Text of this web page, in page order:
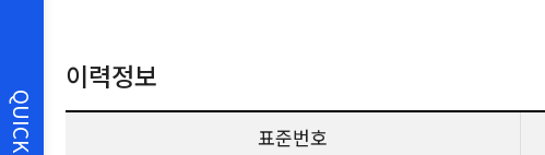
QUICK
이력정보
표준번호